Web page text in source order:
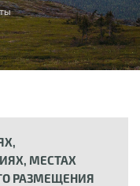
МЕСТАХ
РАЗМЕЩЕНИЯ